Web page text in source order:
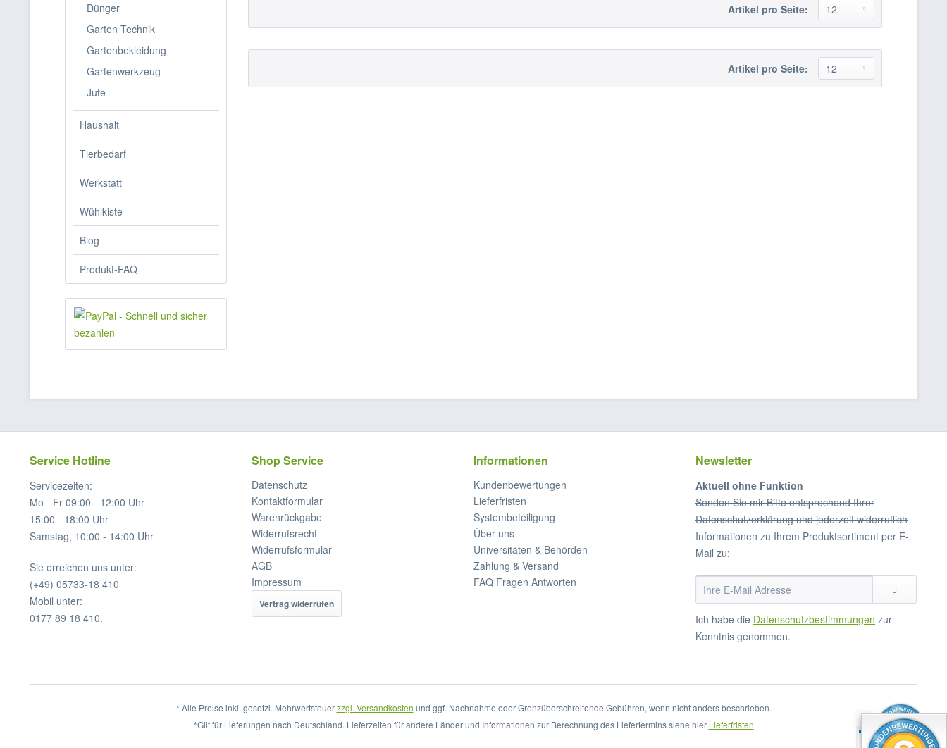
Dünger
Garten Technik
Gartenbekleidung
Gartenwerkzeug
Jute
Haushalt
Tierbedarf
Werkstatt
Wühlkiste
Blog
Produkt-FAQ
Artikel pro Seite:
Artikel pro Seite:
Service Hotline
Servicezeiten:
Mo - Fr 09:00 - 12:00 Uhr
15:00 - 18:00 Uhr
Samstag, 10:00 - 14:00 Uhr
Sie erreichen uns unter:
(+49) 05733-18 410
Mobil unter:
0177 89 18 410.
Shop Service
Datenschutz
Kontaktformular
Warenrückgabe
Widerrufsrecht
Widerrufsformular
AGB
Impressum
Vertrag widerrufen
Informationen
Kundenbewertungen
Lieferfristen
Systembeteiligung
Über uns
Universitäten & Behörden
Zahlung & Versand
FAQ Fragen Antworten
Newsletter
Aktuell ohne Funktion
Senden Sie mir Bitte entsprechend Ihrer
Datenschutzerklärung und jederzeit widerruflich
Informationen zu Ihrem Produktsortiment per E-
Mail zu:
Ich habe die Datenschutzbestimmungen zur
Kenntnis genommen.
* Alle Preise inkl. gesetzl. Mehrwertsteuerzzgl. Versandkosten und ggf. Nachnahme oder Grenzüberschreitende Gebühren, wenn nicht anders beschrieben.
*Gilt für Lieferungen nach Deutschland. Lieferzeiten für andere Länder und Informationen zur Berechnung des Liefertermins siehe hier Lieferfristen